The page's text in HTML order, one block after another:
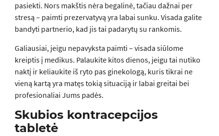
pasiekti. Nors makštis nėra begalinė, tačiau dažnai per
stresą – paimti prezervatyvą yra labai sunku. Visada galite
bandyti partnerio, kad jis tai padarytų su rankomis.
Galiausiai, jeigu nepavyksta paimti – visada siūlome
kreiptis į medikus. Palaukite kitos dienos, jeigu tai nutiko
naktį ir keliaukite iš ryto pas ginekologą, kuris tikrai ne
vieną kartą yra matęs tokią situaciją ir labai greitai bei
profesionaliai Jums padės.
Skubios kontracepcijos
tabletė